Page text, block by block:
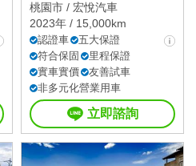
桃園市 / 宏悅汽車
2023年 / 15,000km
認證車
五大保證
符合保固
里程保證
實車實價
友善試車
非多元化營業用車
立即諮詢